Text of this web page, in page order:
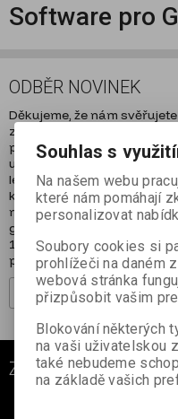
Software pro
ODBĚR NOVINEK
Děkujeme, že nám
zasílání novinek ze světa
pro GIS, stavebnictví či
u nás bude v bezpečí a
let, pokud si nebudete přát
kdykoliv z rozesílky
nebo nás kontaktujte na
geoshop@geoshop.cz,
178. Více informací (třeba o
právech v oblasti osobních
ZÁKAZNICKÝ SERVIS
Souhlas s
Na našem webu
které nám pomáhají
personalizovat
Soubory cookies si
prohlížeči na daném
webová stránka
přizpůsobit vašim
Blokování některých
na vaši uživatelskou
také nebudeme
na základě vašich